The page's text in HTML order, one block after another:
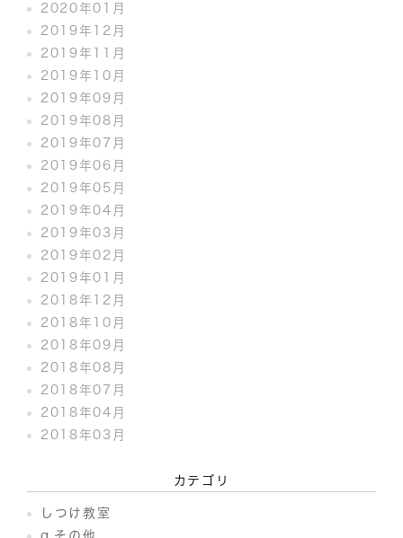
2020年01月
2019年12月
2019年11月
2019年10月
2019年09月
2019年08月
2019年07月
2019年06月
2019年05月
2019年04月
2019年03月
2019年02月
2019年01月
2018年12月
2018年10月
2018年09月
2018年08月
2018年07月
2018年04月
2018年03月
カテゴリ
しつけ教室
q.その他